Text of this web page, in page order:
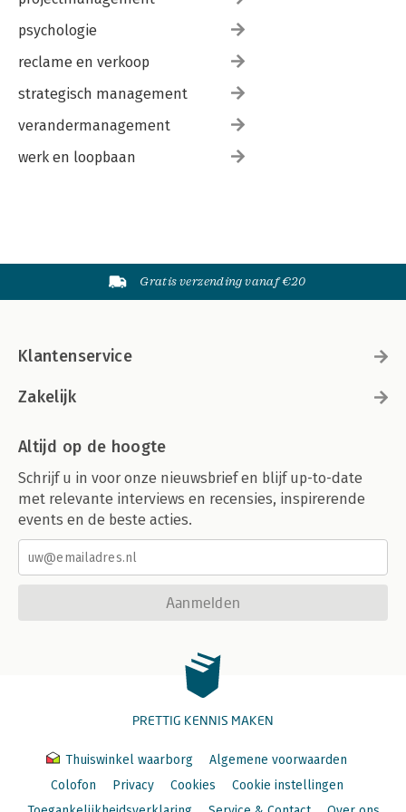
psychologie
reclame en verkoop
strategisch management
verandermanagement
werk en loopbaan
Gratis verzending vanaf €20
Klantenservice
Zakelijk
Altijd op de hoogte
Schrijf u in voor onze nieuwsbrief en blijf up-to-date
met relevante interviews en recensies, inspirerende
events en de beste acties.
Aanmelden
PRETTIG KENNIS MAKEN
Thuiswinkel waarborg
Algemene voorwaarden
Colofon
Privacy Cookies
Cookie instellingen